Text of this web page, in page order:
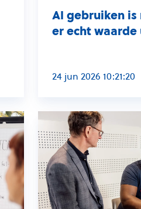
halen
wel
AI gebruiken
er echt
24 jun 2026 10:21:20
Cyberveiligheid
zonder
barrières:
hoe
zorginstellingen
veilig